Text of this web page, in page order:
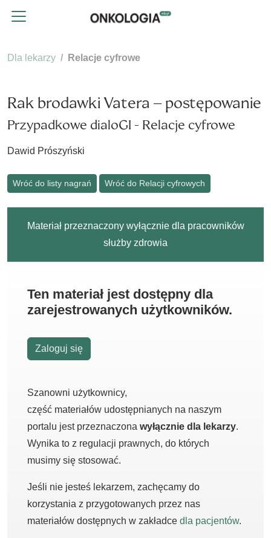
Dla lekarzy Relacje cyfrowe
Rak brodawki Vatera – postępowanie
Przypadkowe dialoGI - Relacje cyfrowe
Dawid Prószyński
Wróć do listy nagrań Wróć do Relacji cyfrowych
Materiał przeznaczony wyłącznie dla pracowników
służby zdrowia
Ten materiał jest dostępny dla
zarejestrowanych użytkowników.
Zaloguj się
Szanowni użytkownicy,
część materiałów udostępnianych na naszym
portalu jest przeznaczona wyłącznie dla lekarzy.
Wynika to z regulacji prawnych, do których
musimy się stosować.
Jeśli nie jesteś lekarzem, zachęcamy do
korzystania z przygotowanych przez nas
materiałów dostępnych w zakładce dla pacjentów.